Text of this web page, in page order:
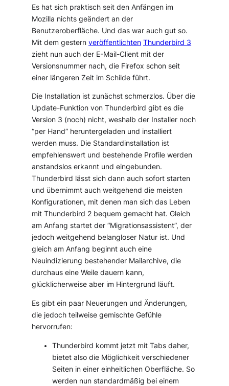
Es hat sich praktisch seit den Anfängen im
Mozilla nichts geändert an der
Benutzeroberfläche. Und das war auch gut so.
Mit dem gesternveröffentlichten Thunderbird 3
zieht nun auch der E-Mail-Client mit der
Versionsnummer nach, die Firefox schon seit
einer längeren Zeit im Schilde führt.
Die Installation ist zunächst schmerzlos. Über die
Update-Funktion von Thunderbird gibt es die
Version 3 (noch) nicht, weshalb der Installer noch
“per Hand” heruntergeladen und installiert
werden muss. Die Standardinstallation ist
empfehlenswert und bestehende Profile werden
anstandslos erkannt und eingebunden.
Thunderbird lässt sich dann auch sofort starten
und übernimmt auch weitgehend die meisten
Konfigurationen, mit denen man sich das Leben
mit Thunderbird 2 bequem gemacht hat. Gleich
am Anfang startet der “Migrationsassistent”, der
jedoch weitgehend belangloser Natur ist. Und
gleich am Anfang beginnt auch eine
Neuindizierung bestehender Mailarchive, die
durchaus eine Weile dauern kann,
glücklicherweise aber im Hintergrund läuft.
Es gibt ein paar Neuerungen und Änderungen,
die jedoch teilweise gemischte Gefühle
hervorrufen:
Thunderbird kommt jetzt mit Tabs daher,
bietet also die Möglichkeit verschiedener
Seiten in einer einheitlichen Oberfläche. So
werden nun standardmäßig bei einem